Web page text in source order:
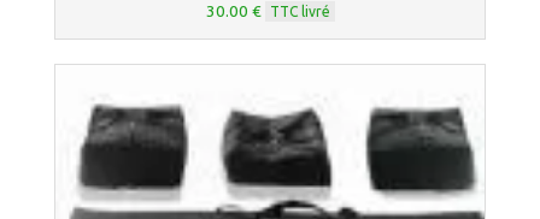
30.00 € TTC livré